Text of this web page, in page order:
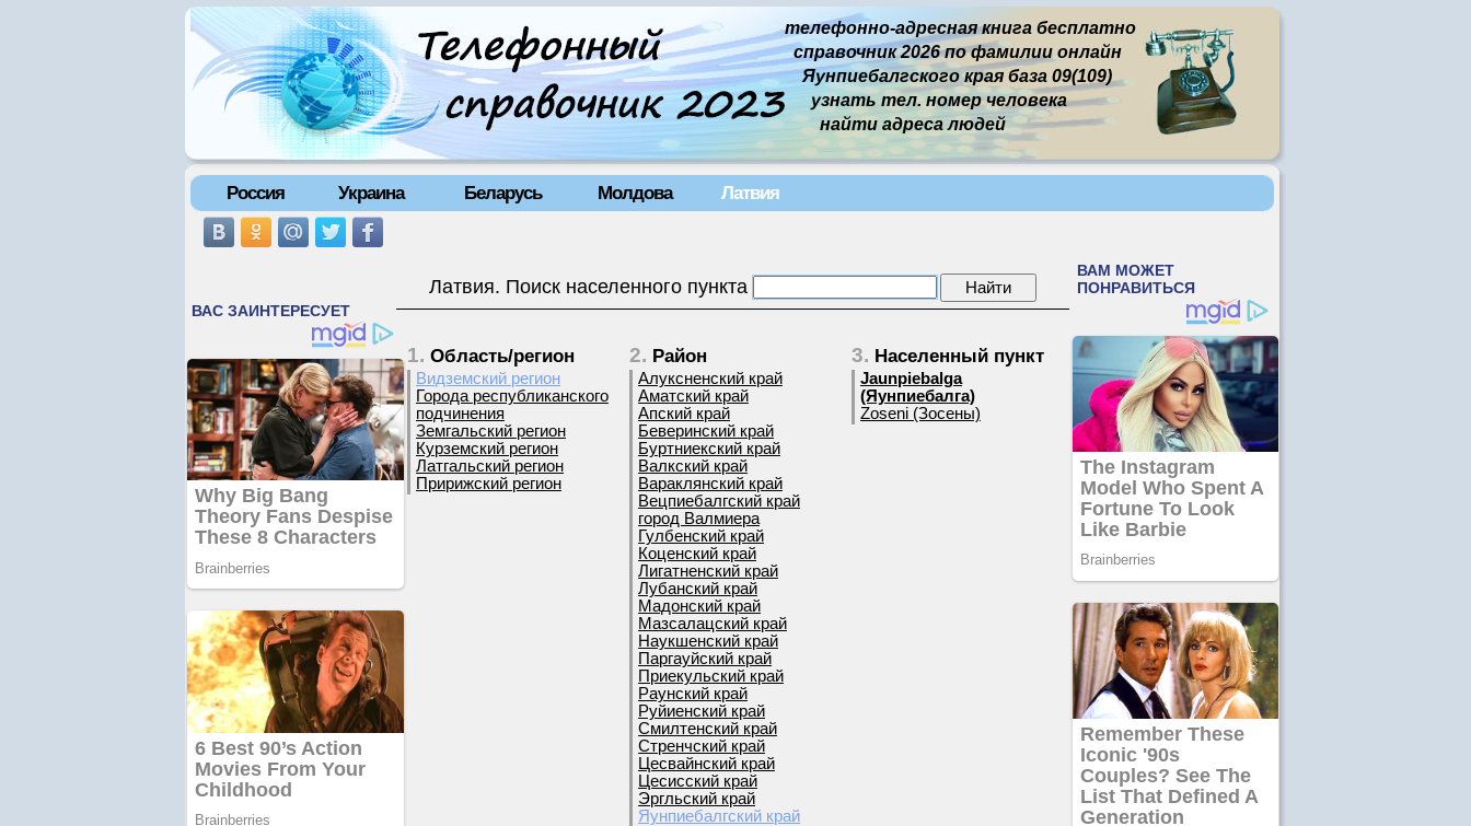
телефонно-адресная книга бесплатно
справочник 2026 по фамилии онлайн
Яунпиебалгского края база 09(109)
узнать тел. номер человека
найти адреса людей
Россия Украина Беларусь Молдова Латвия
Латвия. Поиск населенного пункта
1. Область/регион
Видземский регион
Города республиканского
подчинения
Земгальский регион
Курземский регион
Латгальский регион
Пририжский регион
2. Район
Алуксненский край
Аматский край
Апский край
Беверинский край
Буртниекский край
Валкский край
Вараклянский край
Вецпиебалгский край
город Валмиера
Гулбенский край
Коценский край
Лигатненский край
Лубанский край
Мадонский край
Мазсалацский край
Наукшенский край
Паргауйский край
Приекульский край
Раунский край
Руйиенский край
Смилтенский край
Стренчский край
Цесвайнский край
Цесисский край
Эргльский край
Яунпиебалгский край
3. Населенный пункт
Jaunpiebalga
(Яунпиебалга)
Zoseni (Зосены)